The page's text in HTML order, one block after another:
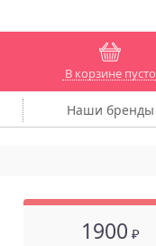
В корзине пусто
Наши бренды
1900 ₽